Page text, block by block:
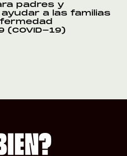
padres y
a las familias
(COVID-19)